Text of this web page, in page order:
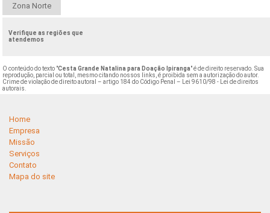
Zona Norte
Verifique as regiões que
atendemos
O conteúdo do texto "Cesta Grande Natalina para Doação Ipiranga" é de direito reservado. Sua
reprodução, parcial ou total, mesmo citando nossos links, é proibida sem a autorização do autor.
Crime de violação de direito autoral – artigo 184 do Código Penal –
Lei 9610/98 - Lei de direitos
autorais
Home
Empresa
Missão
Serviços
Contato
Mapa do site